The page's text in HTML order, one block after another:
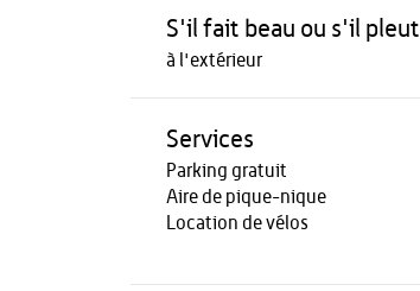
S'il fait beau ou s'il pleut
à l'extérieur
Services
Parking gratuit
Aire de pique-nique
Location de vélos